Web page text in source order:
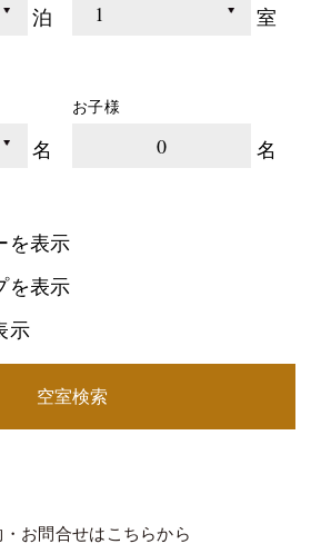
泊 室
名
お子様
0 名
を表示
を表示
示
空室検索
・お問合せはこちらから